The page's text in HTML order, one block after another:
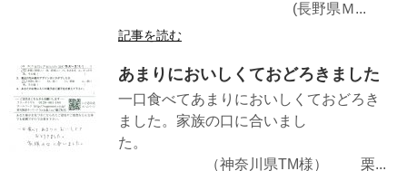
(長野県Ｍ...
記事を読む
あまりにおいしくておどろきました
一口食べてあまりにおいしくておどろき
ました。家族の口に合いまし
た。
（神奈川県TM様） 栗...